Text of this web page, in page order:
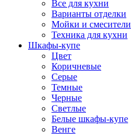
Все для кухни
Варианты отделки
Мойки и смесители
Техника для кухни
Шкафы-купе
Цвет
Коричневые
Серые
Темные
Черные
Светлые
Белые шкафы-купе
Венге